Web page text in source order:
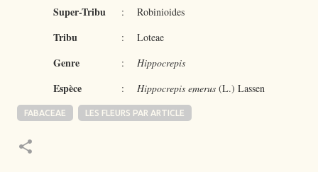
Super-Tribu : Robinioides
Tribu : Loteae
Genre : Hippocrepis
Espèce : Hippocrepis emerus (L.) Lassen
FABACEAE LES FLEURS PAR ARTICLE